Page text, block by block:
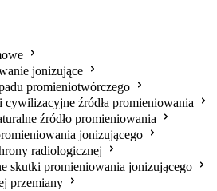
jonizujące
promieniotwórczego
cywilizacyjne źródła promieniowania
źródło promieniowania
jonizującego
radiologicznej
skutki promieniowania jonizującego
przemiany